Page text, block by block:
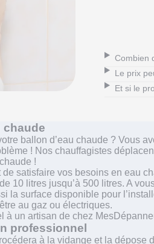
Combien
Le prix
Et si le
chaude
ballon d’eau chaude ? Vous
! Nos chauffagistes
!
de satisfaire vos besoins en eau
10 litres jusqu’à 500 litres. A
la surface disponible pour
au gaz ou électriques.
à un artisan de chez
professionnel
à la vidange et la dépose